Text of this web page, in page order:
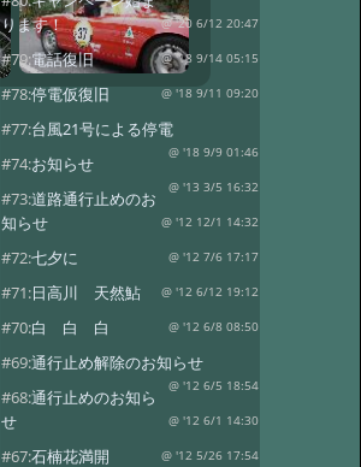
ります！
@ '20 6/12 20:47
#79:電話復旧 @ '18 9/14 05:15
#78:停電仮復旧 @ '18 9/11 09:20
#77:台風21号による停電
@ '18 9/9 01:46
#74:お知らせ
@ '13 3/5 16:32
#73:道路通行止めのお
知らせ
@ '12 12/1 14:32
#72:七夕に @ '12 7/6 17:17
#71:日高川 天然鮎 @ '12 6/12 19:12
#70:白 白 白 @ '12 6/8 08:50
#69:通行止め解除のお知らせ
@ '12 6/5 18:54
#68:通行止めのお知ら
せ
@ '12 6/1 14:30
#67:石楠花満開 @ '12 5/26 17:54